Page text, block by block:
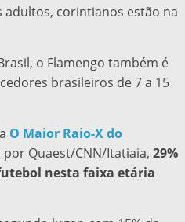
corintianos estão na
o Flamengo também é
brasileiros de 7 a 15
O Maior Raio-X do
Quaest/CNN/Itatiaia, 29%
nesta faixa etária